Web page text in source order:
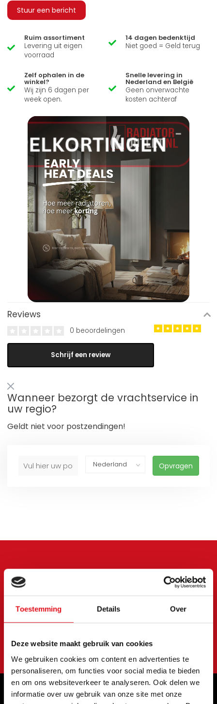
Toestemming Details Over
Deze website maakt gebruik van cookies
We gebruiken cookies om content en advertenties te
personaliseren, om functies voor social media te bieden
en om ons websiteverkeer te analyseren. Ook delen we
informatie over uw gebruik van onze site met onze
Stuur een bericht
Ruim assortiment
Levering uit eigen
voorraad
14 dagen bedenktijd
Niet goed = Geld terug
Zelf ophalen in de
winkel?
Wij zijn 6 dagen per
week open.
Snelle levering in
Nederland en België
Geen onverwachte
kosten achteraf
Reviews
0 beoordelingen
Schrijf een review
Wanneer bezorgt de vrachtservice in
uw regio?
Geldt niet voor postzendingen!
Opvragen
Meld je aan voor onze
nieuwsbrief
Blijf op de hoogte van onze laatste acties en